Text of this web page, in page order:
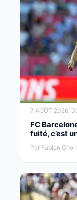
7 AOÛT 2026,
FC
fuité, c’est
Par Fabien